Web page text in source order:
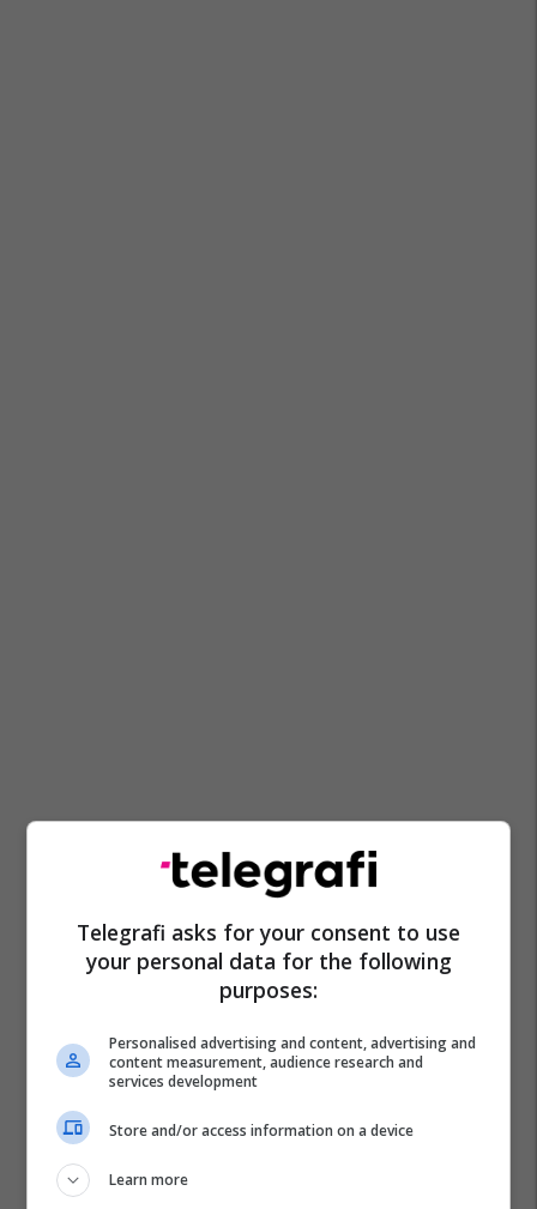
Telegrafi asks for your consent to use
your personal data for the following
purposes:
Personalised advertising and content, advertising and
content measurement, audience research and
services development
Store and/or access information on a device
Learn more